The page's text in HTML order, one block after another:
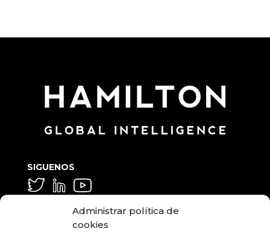
Administrar política de
cookies
SIGUENOS
GENERAL Y MEDIA
info@hamilton.global